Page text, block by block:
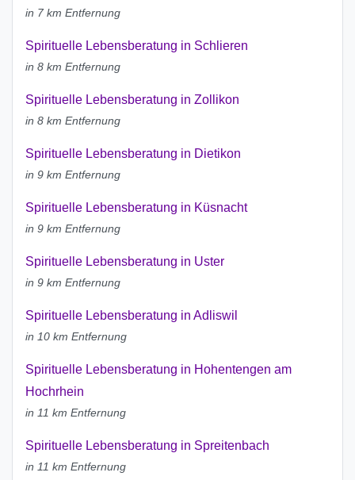
in 7 km Entfernung
Spirituelle Lebensberatung in Schlieren
in 8 km Entfernung
Spirituelle Lebensberatung in Zollikon
in 8 km Entfernung
Spirituelle Lebensberatung in Dietikon
in 9 km Entfernung
Spirituelle Lebensberatung in Küsnacht
in 9 km Entfernung
Spirituelle Lebensberatung in Uster
in 9 km Entfernung
Spirituelle Lebensberatung in Adliswil
in 10 km Entfernung
Spirituelle Lebensberatung in Hohentengen am
Hochrhein
in 11 km Entfernung
Spirituelle Lebensberatung in Spreitenbach
in 11 km Entfernung